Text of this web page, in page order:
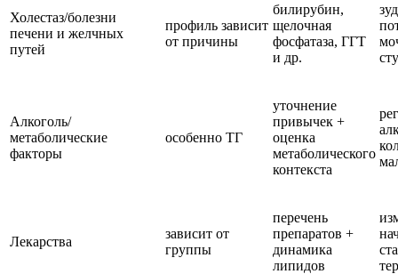
Холестаз/болезни
печени и желчных
путей
профиль зависит
от причины
билирубин,
щелочная
фосфатаза, ГГТ
и др.
Алкоголь/
метаболические
факторы
особенно ТГ
уточнение
привычек +
оценка
метаболического
контекста
Лекарства
зависит от
группы
перечень
препаратов +
динамика
липидов